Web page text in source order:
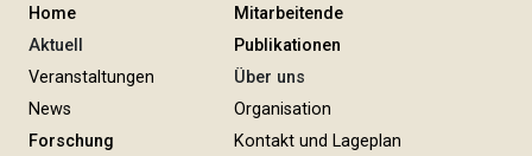
n
g
Home
Aktuell
Veranstaltungen
News
Forschung
Mitarbeitende
Publikationen
Über uns
Organisation
Kontakt und Lageplan